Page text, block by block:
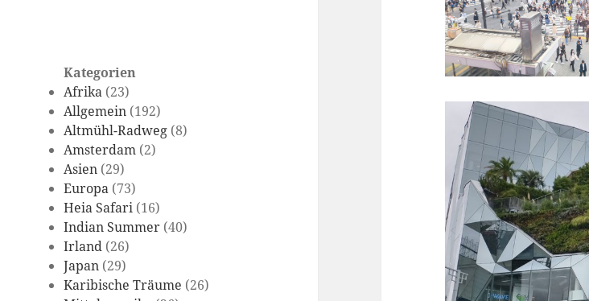
Kategorien
Afrika (23)
Allgemein (192)
Altmühl-Radweg (8)
Amsterdam (2)
Asien (29)
Europa (73)
Heia Safari (16)
Indian Summer (40)
Irland (26)
Japan (29)
Karibische Träume (26)